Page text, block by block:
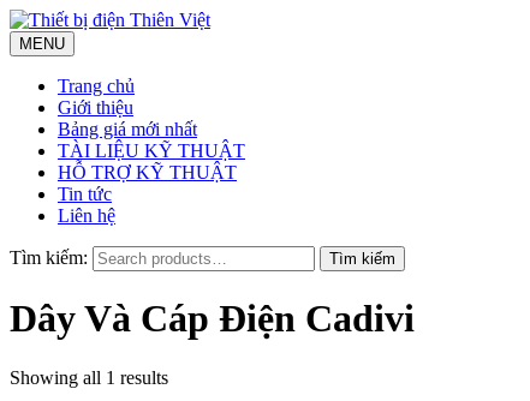
MENU
Trang chủ
Giới thiệu
Bảng giá mới nhất
TÀI LIỆU KỸ THUẬT
HỖ TRỢ KỸ THUẬT
Tin tức
Liên hệ
Tìm kiếm:
Dây Và Cáp Điện Cadivi
Showing all 1 results